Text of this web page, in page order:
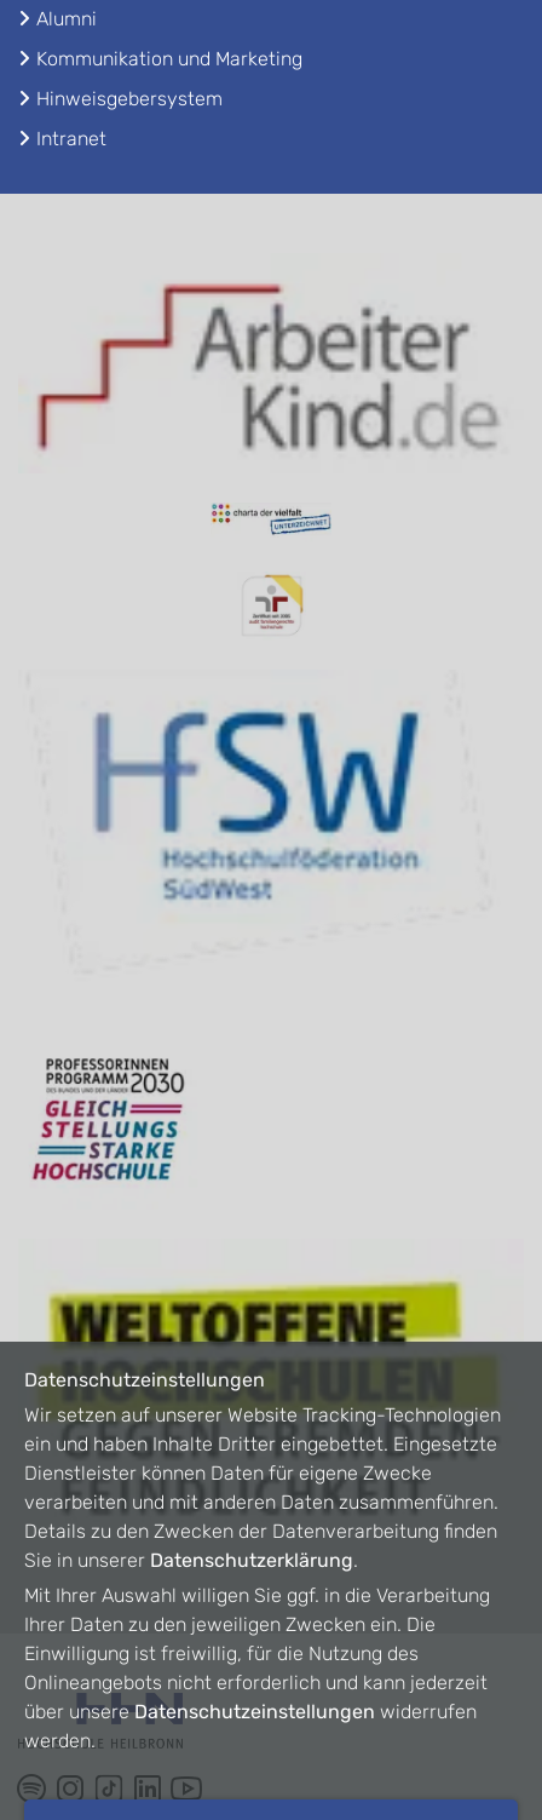
Alumni
Kommunikation und Marketing
Hinweisgebersystem
Intranet
Datenschutzeinstellungen
Wir setzen auf unserer Website Tracking-Technologien
ein und haben Inhalte Dritter eingebettet. Eingesetzte
Dienstleister können Daten für eigene Zwecke
verarbeiten und mit anderen Daten zusammenführen.
Details zu den Zwecken der Datenverarbeitung finden
Sie in unserer Datenschutzerklärung.
Mit Ihrer Auswahl willigen Sie ggf. in die Verarbeitung
Ihrer Daten zu den jeweiligen Zwecken ein. Die
Einwilligung ist freiwillig, für die Nutzung des
Onlineangebots nicht erforderlich und kann jederzeit
über unsereDatenschutzeinstellungen widerrufen
werden.